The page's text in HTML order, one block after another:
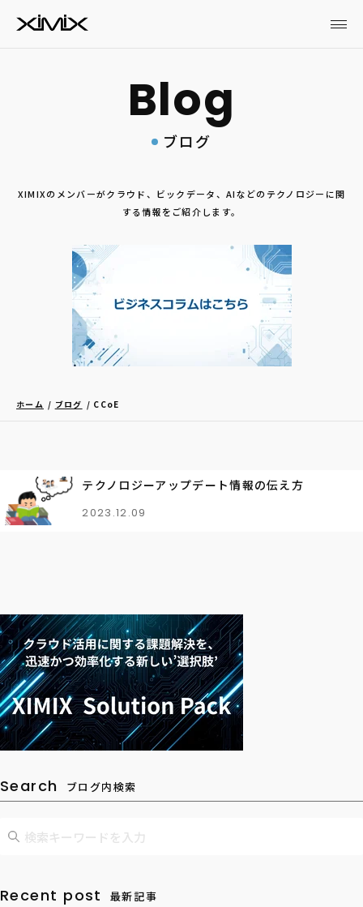
ブログ
XIMIXのメンバーがクラウド、ビックデータ、AIなどのテクノロジーに関
する情報をご紹介します。
ホーム ブログ CCoE
テクノロジーアップデート情報の伝え方
2023.12.09
Search ブログ内検索
Recent post 最新記事